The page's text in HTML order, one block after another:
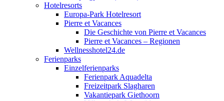
Hotelresorts
Europa-Park Hotelresort
Pierre et Vacances
Die Geschichte von Pierre et Vacances
Pierre et Vacances – Regionen
Wellnesshotel24.de
Ferienparks
Einzelferienparks
Ferienpark Aquadelta
Freizeitpark Slagharen
Vakantiepark Giethoorn